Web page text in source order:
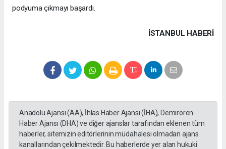
podyuma çıkmayı başardı.
İSTANBUL HABERİ
Anadolu Ajansı (AA), İhlas Haber Ajansı (İHA), Demirören
Haber Ajansı (DHA) ve diğer ajanslar tarafından eklenen tüm
haberler, sitemizin editörlerinin müdahalesi olmadan ajans
kanallarından çekilmektedir. Bu haberlerde yer alan hukuki